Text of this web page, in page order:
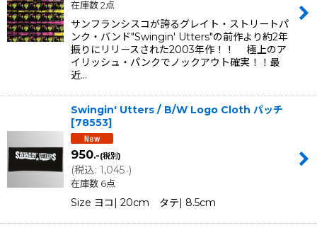
在庫数 2点
サンフランシスコが誇るグレイト・ストリートパ
ンク・バンド"Swingin' Utters"の前作より約2年
振りにリリースされた2003年作！！ 極上のア
イリッシュ・パンクでノックアウト確実！！最
近…
Swingin' Utters / B/W Logo Cloth パッチ
[78553]
950.-(税別)
(税込: 1,045.-)
在庫数 6点
Size ヨコ| 20cm タテ| 8.5cm